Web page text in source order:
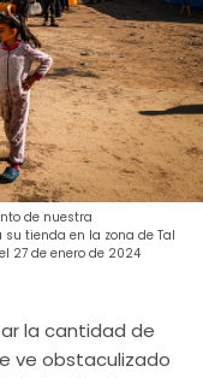
de nuestra
tienda en la zona de Tal
27 de enero de 2024
la cantidad de
ve obstaculizado